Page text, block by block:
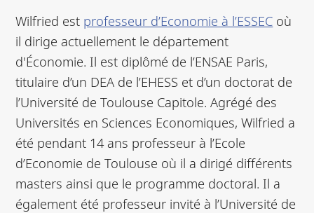
Wilfried est professeur d’Economie à l’ESSEC où
il dirige actuellement le département
d'Économie. Il est diplômé de l’ENSAE Paris,
titulaire d’un DEA de l’EHESS et d’un doctorat de
l’Université de Toulouse Capitole. Agrégé des
Universités en Sciences Economiques, Wilfried a
été pendant 14 ans professeur à l’Ecole
d’Economie de Toulouse où il a dirigé différents
masters ainsi que le programme doctoral. Il a
également été professeur invité à l’Université de